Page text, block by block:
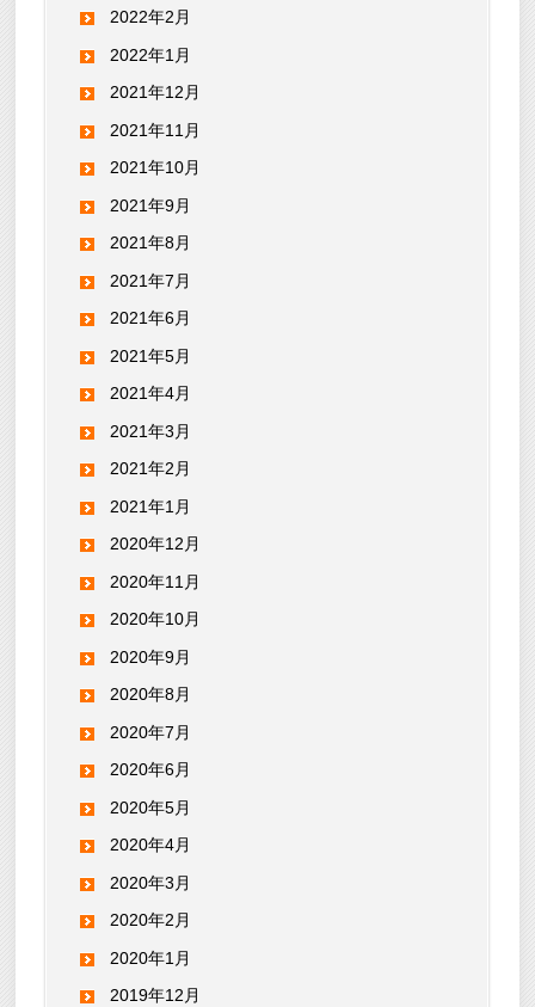
2022年2月
2022年1月
2021年12月
2021年11月
2021年10月
2021年9月
2021年8月
2021年7月
2021年6月
2021年5月
2021年4月
2021年3月
2021年2月
2021年1月
2020年12月
2020年11月
2020年10月
2020年9月
2020年8月
2020年7月
2020年6月
2020年5月
2020年4月
2020年3月
2020年2月
2020年1月
2019年12月